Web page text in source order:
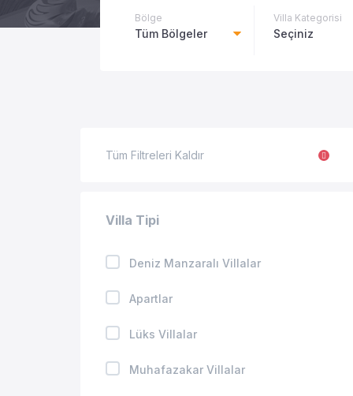
Bölge
Tüm Bölgeler
Villa Kategorisi
Seçiniz
Tüm Filtreleri Kaldır
Villa Tipi
Deniz Manzaralı Villalar
Apartlar
Lüks Villalar
Muhafazakar Villalar